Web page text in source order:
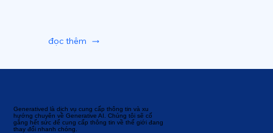
Generatived là dịch vụ cung cấp thông tin và xu
hướng chuyên về Generative AI. Chúng tôi sẽ cố
gắng hết sức để cung cấp thông tin về thế giới đang
thay đổi nhanh chóng.
đọc thêm